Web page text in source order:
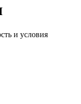
и условия